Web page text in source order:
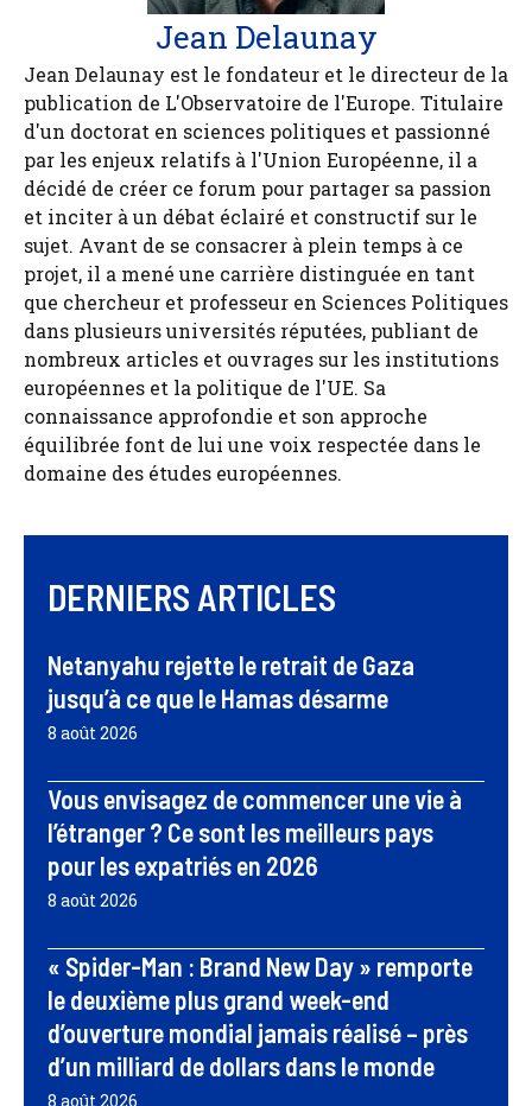
Jean Delaunay
Jean Delaunay est le fondateur et le directeur de la
publication de L'Observatoire de l'Europe. Titulaire
d'un doctorat en sciences politiques et passionné
par les enjeux relatifs à l'Union Européenne, il a
décidé de créer ce forum pour partager sa passion
et inciter à un débat éclairé et constructif sur le
sujet. Avant de se consacrer à plein temps à ce
projet, il a mené une carrière distinguée en tant
que chercheur et professeur en Sciences Politiques
dans plusieurs universités réputées, publiant de
nombreux articles et ouvrages sur les institutions
européennes et la politique de l'UE. Sa
connaissance approfondie et son approche
équilibrée font de lui une voix respectée dans le
domaine des études européennes.
DERNIERS ARTICLES
Netanyahu rejette le retrait de Gaza
jusqu’à ce que le Hamas désarme
8 août 2026
Vous envisagez de commencer une vie à
l’étranger ? Ce sont les meilleurs pays
pour les expatriés en 2026
8 août 2026
« Spider-Man : Brand New Day » remporte
le deuxième plus grand week-end
d’ouverture mondial jamais réalisé – près
d’un milliard de dollars dans le monde
8 août 2026